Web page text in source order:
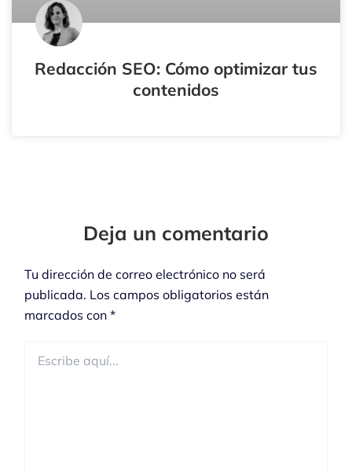
Redacción SEO: Cómo optimizar tus
contenidos
Deja un comentario
Tu dirección de correo electrónico no será
publicada. Los campos obligatorios están
marcados con *
aquí...